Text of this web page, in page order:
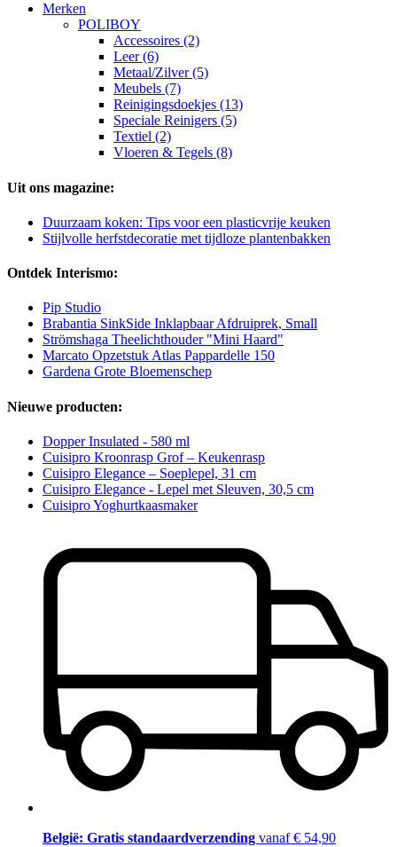
Merken
POLIBOY
Accessoires (2)
Leer (6)
Metaal/Zilver (5)
Meubels (7)
Reinigingsdoekjes (13)
Speciale Reinigers (5)
Textiel (2)
Vloeren & Tegels (8)
Uit ons magazine:
Duurzaam koken: Tips voor een plasticvrije keuken
Stijlvolle herfstdecoratie met tijdloze plantenbakken
Ontdek Interismo:
Pip Studio
Brabantia SinkSide Inklapbaar Afdruiprek, Small
Strömshaga Theelichthouder "Mini Haard"
Marcato Opzetstuk Atlas Pappardelle 150
Gardena Grote Bloemenschep
Nieuwe producten:
Dopper Insulated - 580 ml
Cuisipro Kroonrasp Grof – Keukenrasp
Cuisipro Elegance – Soeplepel, 31 cm
Cuisipro Elegance - Lepel met Sleuven, 30,5 cm
Cuisipro Yoghurtkaasmaker
België: Gratis standaardverzending vanaf € 54,90